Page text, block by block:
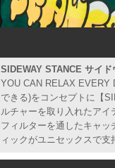
SIDEWAY STANCE サイド
YOU CAN RELAX EVERY
できる)をコンセプトに【
ルチャーを取り入れたアイ
フィルターを通したキャッ
ィックがユニセックスで支